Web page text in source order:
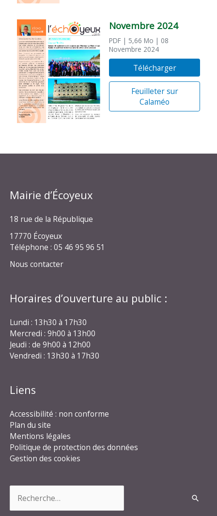
Novembre 2024
PDF | 5,66 Mo | 08
Novembre 2024
Télécharger
Feuilleter sur
Calaméo
Mairie d’Écoyeux
18 rue de la République
17770 Écoyeux
Téléphone : 05 46 95 96 51
Nous contacter
Horaires d’ouverture au public :
Lundi : 13h30 à 17h30
Mercredi : 9h00 à 13h00
Jeudi : de 9h00 à 12h00
Vendredi : 13h30 à 17h30
Liens
Accessibilité : non conforme
Plan du site
Mentions légales
Politique de protection des données
Gestion des cookies